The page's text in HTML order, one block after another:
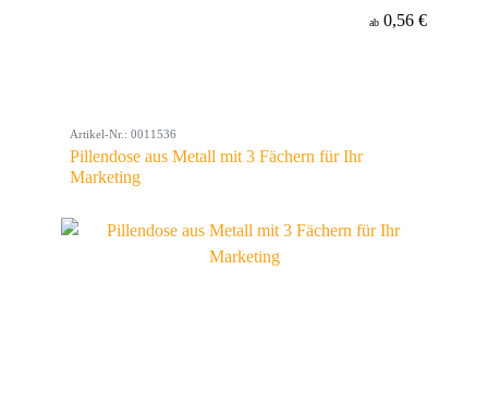
ab 0,56 €
Artikel-Nr.: 0011536
Pillendose aus Metall mit 3 Fächern für Ihr
Marketing